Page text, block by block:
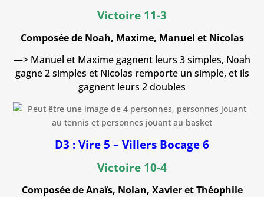
Victoire 11-3
Composée de Noah, Maxime, Manuel et Nicolas
—> Manuel et Maxime gagnent leurs 3 simples, Noah
gagne 2 simples et Nicolas remporte un simple, et ils
gagnent leurs 2 doubles
D3 : Vire 5 – Villers Bocage 6
Victoire 10-4
Composée de Anaïs, Nolan, Xavier et Théophile